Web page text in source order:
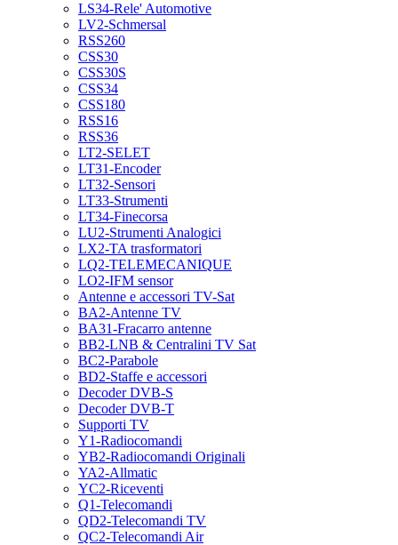
LS34-Rele' Automotive
LV2-Schmersal
RSS260
CSS30
CSS30S
CSS34
CSS180
RSS16
RSS36
LT2-SELET
LT31-Encoder
LT32-Sensori
LT33-Strumenti
LT34-Finecorsa
LU2-Strumenti Analogici
LX2-TA trasformatori
LQ2-TELEMECANIQUE
LO2-IFM sensor
Antenne e accessori TV-Sat
BA2-Antenne TV
BA31-Fracarro antenne
BB2-LNB & Centralini TV Sat
BC2-Parabole
BD2-Staffe e accessori
Decoder DVB-S
Decoder DVB-T
Supporti TV
Y1-Radiocomandi
YB2-Radiocomandi Originali
YA2-Allmatic
YC2-Riceventi
Q1-Telecomandi
QD2-Telecomandi TV
QC2-Telecomandi Air